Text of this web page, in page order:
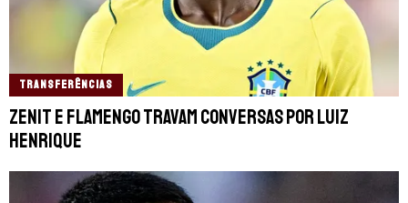
TRANSFERÊNCIAS
Zenit e Flamengo travam conversas por Luiz
Henrique